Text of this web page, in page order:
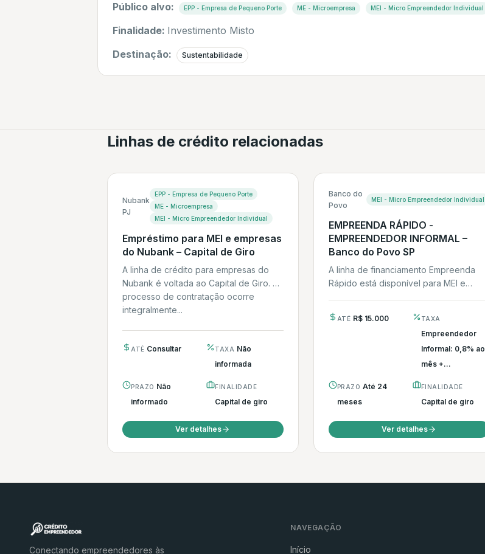
Público alvo: EPP - Empresa de Pequeno Porte ME - Microempresa MEI - Micro Empreendedor Individual
Finalidade: Investimento Misto
Destinação:
Sustentabilidade
Linhas de crédito relacionadas
Nubank
PJ
EPP - Empresa de Pequeno Porte
ME - Microempresa
MEI - Micro Empreendedor Individual
Empréstimo para MEI e empresas
do Nubank – Capital de Giro
A linha de crédito para empresas do
Nubank é voltada ao Capital de Giro. O
processo de contratação ocorre
integralmente...
ATÉ Consultar TAXA Não
informada
PRAZO Não
informado
FINALIDADE
Capital de giro
Ver detalhes
Banco do
Povo
MEI - Micro Empreendedor Individual
EMPREENDA RÁPIDO -
EMPREENDEDOR INFORMAL –
Banco do Povo SP
A linha de financiamento Empreenda
Rápido está disponível para MEI e
ATÉ R$ 15.000 TAXA
Empreendedor
Informal: 0,8% ao
mês +...
PRAZO Até 24
meses
FINALIDADE
Capital de giro
Ver detalhes
Conectando empreendedores às
NAVEGAÇÃO
Início